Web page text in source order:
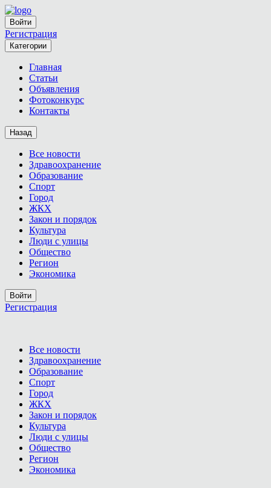
Войти
Регистрация
Категории
Главная
Статьи
Объявления
Фотоконкурс
Контакты
Назад
Все новости
Здравоохранение
Образование
Спорт
Город
ЖКХ
Закон и порядок
Культура
Люди с улицы
Общество
Регион
Экономика
Войти
Регистрация
Все новости
Здравоохранение
Образование
Спорт
Город
ЖКХ
Закон и порядок
Культура
Люди с улицы
Общество
Регион
Экономика